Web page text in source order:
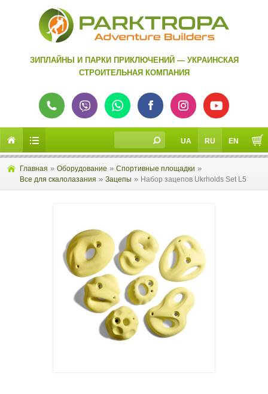
ЗИПЛАЙНЫ И ПАРКИ ПРИКЛЮЧЕНИЙ — УКРАИНСКАЯ
СТРОИТЕЛЬНАЯ КОМПАНИЯ
UA RU EN
Главная » Оборудование » Спортивные площадки »
Все для скалолазания » Зацепы » Набор зацепов Ukrholds Set L5